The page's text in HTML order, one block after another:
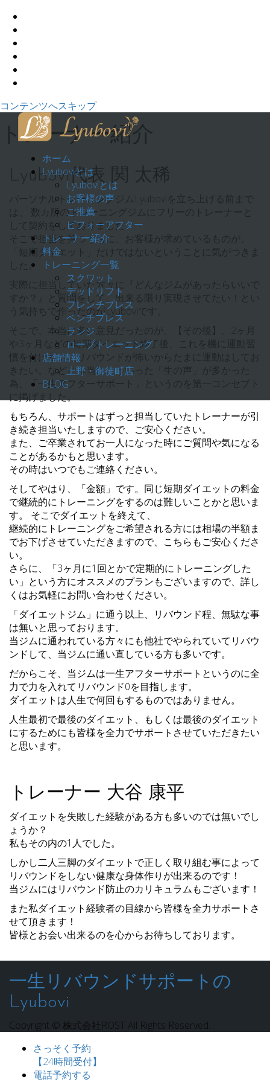
コンテンツへスキップ
ホーム
Lyuboviとは
Lyuboviとは
お客様の声
ご推薦
ビフォーアフター
トレーナー紹介
料金
トレーニング一覧
スクワット
デッドリフト
フレンチプレス
ベンチプレス
ランジ
ロープトレーニング
店舗情報
上野・御徒町店
BLOG
トレーナー紹介
Lyubovi代表 関 太稀
パーソナルトレーニングジムLyuboviを立ち上げる前まで
は、 数カ所のトレーニングジムにフリーのトレーナーと
して契約をしておりました。
そこで担当を持つうちに、お客様が求めているものが、
「短期ダイエット」だけではないということに気がつきま
した。
実際に担当していた方々に『どんなジムがあったらいいで
すか？』と質問をして、出来る限り実現させてたい！とい
う気持ちで作ったのがLyuboviです。
そこで、本当に多い意見だったのが、【その後】。2ヶ月
や3ヶ月などの短期ダイエット終了後、これを機に運動習
慣を付けたい。リバウンドが怖いからたまに運動はしてお
きたい。などと本当にこういった「生の声」が多かった
為、「一生アフターサポート」というのを第一コンセプト
に掲げました。
もちろん、サポートはずっと担当していたトレーナーが引
き続き担当いたしますので、ご安心ください。
また、ご卒業されてお一人になった時にご質問や気になる
ことがあるかもと思います。
その時はいつでもご連絡ください。
そしてやはり、「金額」です。同じ短期ダイエットの料金
で継続的にトレーニングをするのは難しいことかと思いま
す。 そこでダイエットを終えて、
継続的にトレーニングをご希望される方には相場の半額ま
でお下げさせていただきますので、こちらもご安心くださ
い。
さらに、「3ヶ月に1回とかで定期的にトレーニングした
い」という方にオススメのプランもございますので、詳し
くはお気軽にお問い合わせください。
「ダイエットジム」に通う以上、リバウンド程、無駄な事
は無いと思っております。
当ジムに通われている方々にも他社でやられていてリバウ
ンドして、当ジムに通い直している方も多いです。
だからこそ、当ジムは一生アフターサポートというのに全
力で力を入れてリバウンド0を目指します。
ダイエットは人生で何回もするものではありません。
人生最初で最後のダイエット、もしくは最後のダイエット
にするためにも皆様を全力でサポートさせていただきたい
と思います。
トレーナー 大谷 康平
ダイエットを失敗した経験がある方も多いのでは無いでし
ょうか？
私もその内の1人でした。
しかし二人三脚のダイエットで正しく取り組む事によって
リバウンドをしない健康な身体作りが出来るのです！
当ジムにはリバウンド防止のカリキュラムもございます！
また私ダイエット経験者の目線から皆様を全力サポートさ
せて頂きます！
皆様とお会い出来るのを心からお待ちしております。
一生リバウンドサポートの
Lyubovi
Copyright © 株式会社ROST All Rights Reserved.
さっそく予約
【24時間受付】
電話予約する